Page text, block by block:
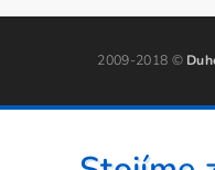
2009-2018 ©